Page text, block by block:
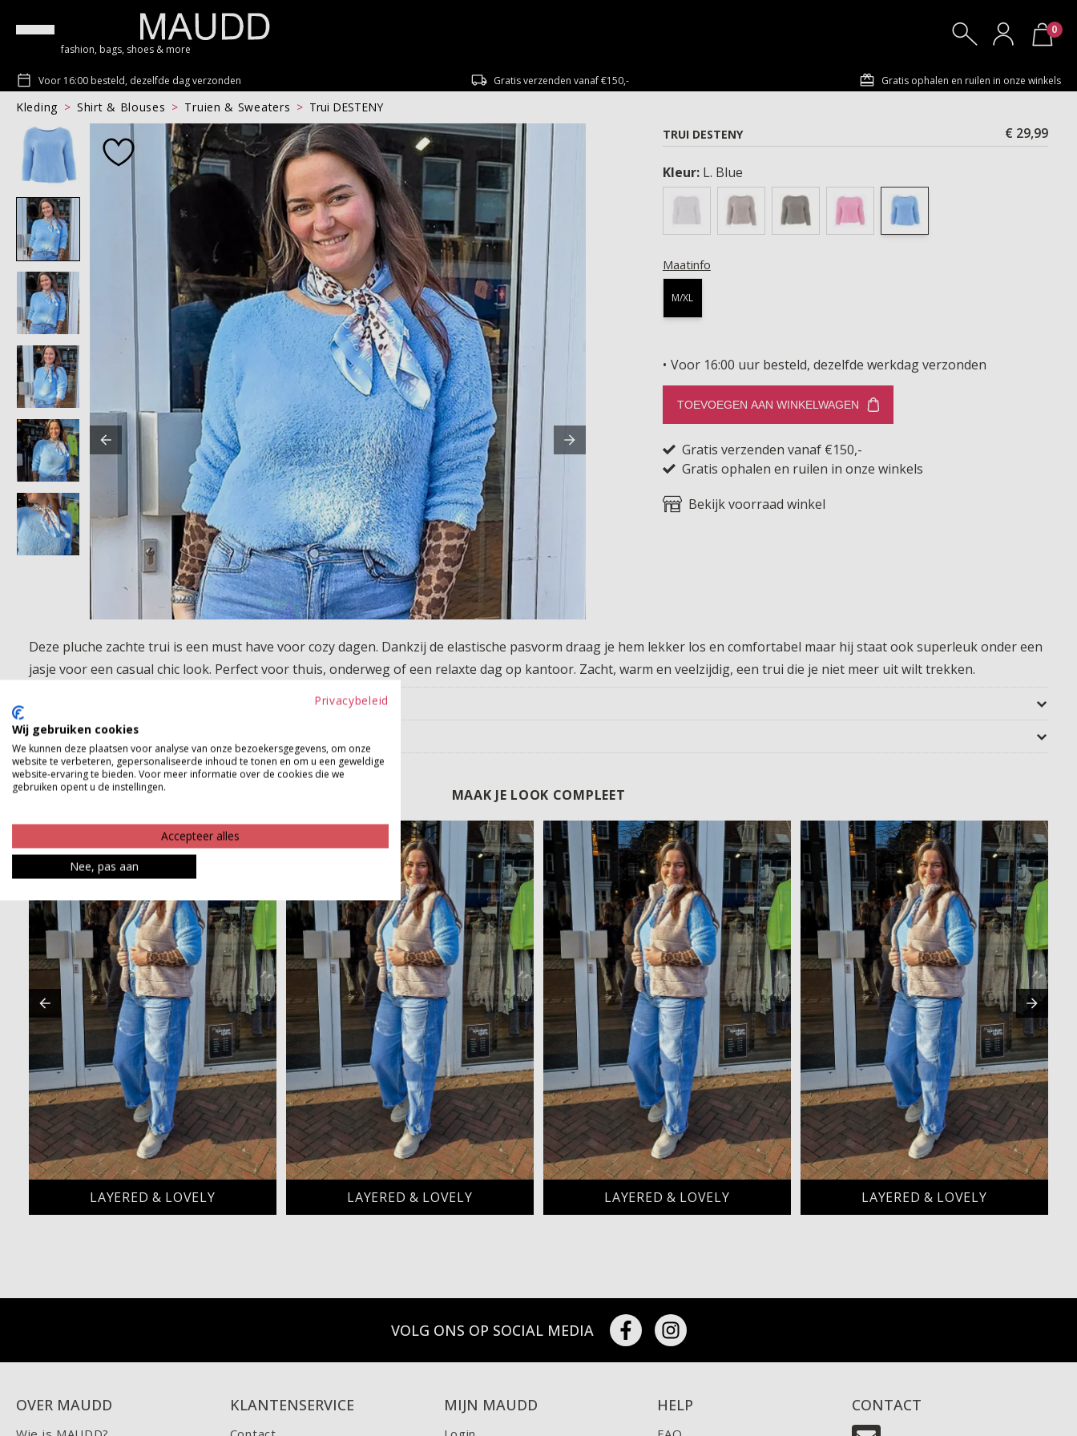
fashion, bags, shoes & more
0
Voor 16:00 besteld, dezelfde dag verzonden Gratis verzenden vanaf €150,- Gratis ophalen en ruilen in onze winkels
Kleding Shirt & Blouses Truien & Sweaters
Trui DESTENY
TRUI DESTENY
€ 29,99
Kleur: L. Blue
Maatinfo
M/XL
Voor 16:00 uur besteld, dezelfde werkdag verzonden
TOEVOEGEN AAN WINKELWAGEN
Gratis verzenden vanaf €150,-
Gratis ophalen en ruilen in onze winkels
Bekijk voorraad winkel
Deze pluche zachte trui is een must have voor cozy dagen. Dankzij de elastische pasvorm draag je hem lekker los en comfortabel maar hij staat ook superleuk onder een
jasje voor een casual chic look. Perfect voor thuis, onderweg of een relaxte dag op kantoor. Zacht, warm en veelzijdig, een trui die je niet meer uit wilt trekken.
Betaalinformatie
MAAK JE LOOK COMPLEET
LAYERED & LOVELY LAYERED & LOVELY LAYERED & LOVELY LAYERED & LOVELY
VOLG ONS OP SOCIAL MEDIA
OVER MAUDD KLANTENSERVICE MIJN MAUDD HELP CONTACT
Privacybeleid
Wij gebruiken cookies
We kunnen deze plaatsen voor analyse van onze bezoekersgegevens, om onze
website te verbeteren, gepersonaliseerde inhoud te tonen en om u een geweldige
website-ervaring te bieden. Voor meer informatie over de cookies die we
gebruiken opent u de instellingen.
Accepteer alles
Nee, pas aan